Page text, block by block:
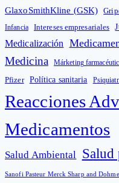
GlaxoSmithKline (GSK)
Infancia Intereses empresariales
Medicalización
Medicina Márketing
Pfizer Política sanitaria
Reacciones
Medicamentos
Salud Ambiental Salud
Sanofi Pasteur Merck Sharp and